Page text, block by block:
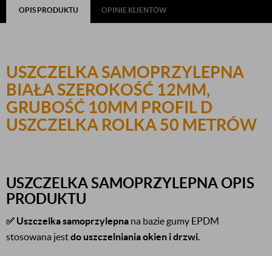
OPIS PRODUKTU OPINIE KLIENTÓW
USZCZELKA SAMOPRZYLEPNA
BIAŁA SZEROKOŚĆ 12MM,
GRUBOŚĆ 10MM PROFIL D
USZCZELKA ROLKA 50 METRÓW
USZCZELKA SAMOPRZYLEPNA OPIS
PRODUKTU
✅ Uszczelka samoprzylepna na bazie gumy EPDM
stosowana jestdo uszczelniania okien i drzwi.